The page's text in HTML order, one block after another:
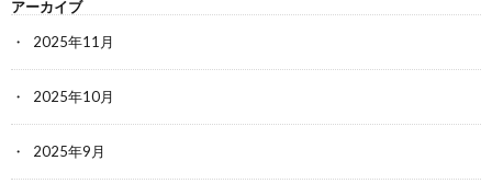
アーカイブ
2025年11月
2025年10月
2025年9月